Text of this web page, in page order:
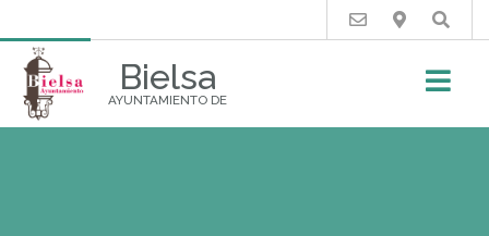
Bielsa
AYUNTAMIENTO DE
Buscar